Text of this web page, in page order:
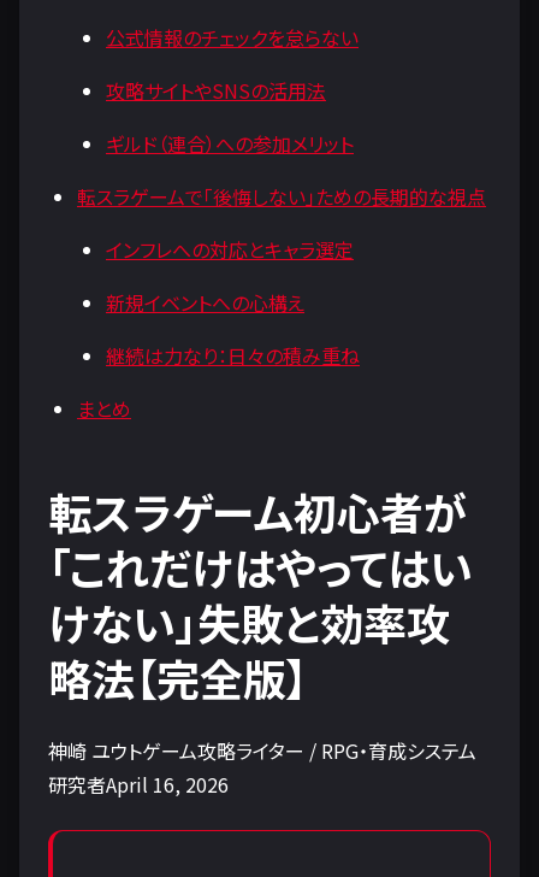
公式情報のチェックを怠らない
攻略サイトやSNSの活用法
ギルド（連合）への参加メリット
転スラゲームで「後悔しない」ための長期的な視点
インフレへの対応とキャラ選定
新規イベントへの心構え
継続は力なり：日々の積み重ね
まとめ
転スラゲーム初心者が
「これだけはやってはい
けない」失敗と効率攻
略法【完全版】
神崎 ユウトゲーム攻略ライター / RPG・育成システム
研究者April 16, 2026